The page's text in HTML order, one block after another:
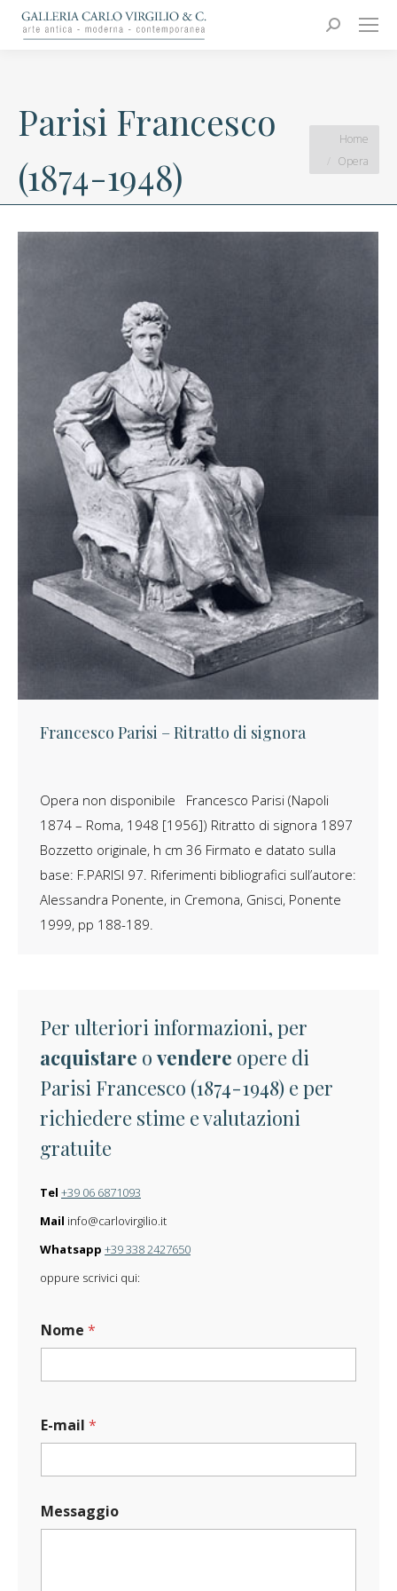
Search:
Carlo Virgilio & C.
Arte moderna e contemporanea
Parisi Francesco
(1874-1948)
You are here:
Home
Opera
Francesco Parisi – Ritratto di signora
Opera non disponibile Francesco Parisi (Napoli
1874 – Roma, 1948 [1956]) Ritratto di signora 1897
Bozzetto originale, h cm 36 Firmato e datato sulla
base: F.PARISI 97. Riferimenti bibliografici sull’autore:
Alessandra Ponente, in Cremona, Gnisci, Ponente
1999, pp 188-189.
Per ulteriori informazioni, per
acquistare o vendere opere di
Parisi Francesco (1874-1948) e per
richiedere stime e valutazioni
gratuite
Tel +39 06 6871093
Mail info@carlovirgilio.it
Whatsapp +39 338 2427650
oppure scrivici qui:
Nome *
E-mail *
Messaggio